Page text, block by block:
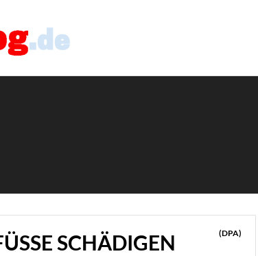
SCHÄDIGEN (DPA)